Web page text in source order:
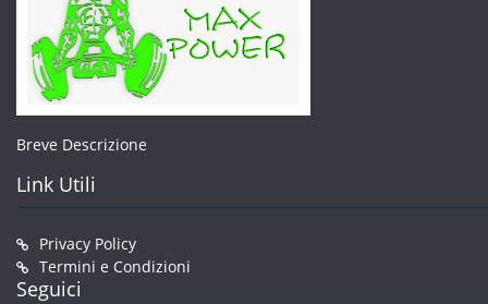
Breve Descrizione
Link Utili
Privacy Policy
Termini e Condizioni
Seguici